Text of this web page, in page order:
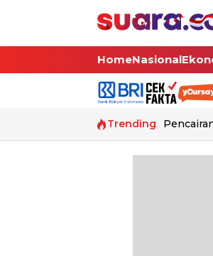
HomeNasional
Trending